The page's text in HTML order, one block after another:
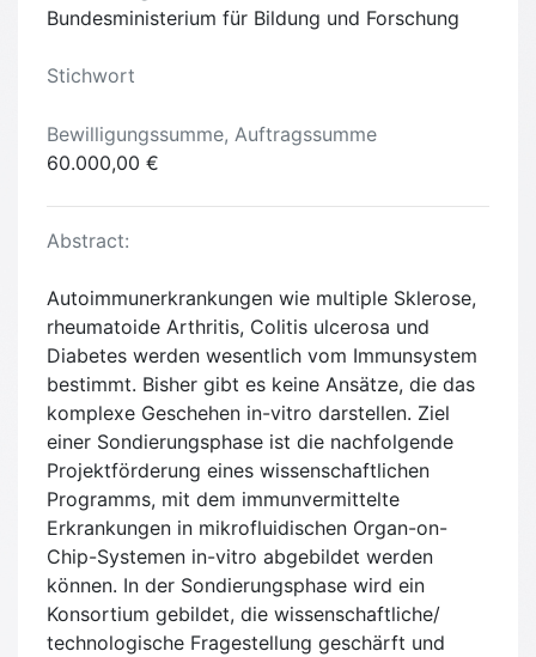
Bundesministerium für Bildung und Forschung
Stichwort
Bewilligungssumme, Auftragssumme
60.000,00 €
Abstract:
Autoimmunerkrankungen wie multiple Sklerose,
rheumatoide Arthritis, Colitis ulcerosa und
Diabetes werden wesentlich vom Immunsystem
bestimmt. Bisher gibt es keine Ansätze, die das
komplexe Geschehen in-vitro darstellen. Ziel
einer Sondierungsphase ist die nachfolgende
Projektförderung eines wissenschaftlichen
Programms, mit dem immunvermittelte
Erkrankungen in mikrofluidischen Organ-on-
Chip-Systemen in-vitro abgebildet werden
können. In der Sondierungsphase wird ein
Konsortium gebildet, die wissenschaftliche/
technologische Fragestellung geschärft und